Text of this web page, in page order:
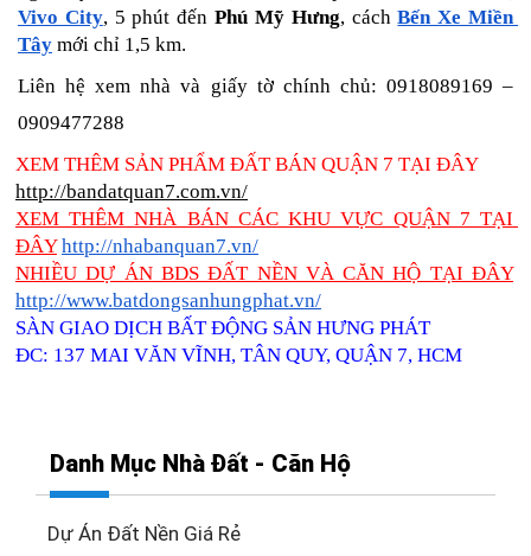
Vivo City, 5 phút đến Phú Mỹ Hưng, cách Bến Xe Miền
Tây mới chỉ 1,5 km.
Liên hệ xem nhà và giấy tờ chính chủ: 0918089169 –
0909477288
XEM THÊM SẢN PHẨM ĐẤT BÁN QUẬN 7 TẠI ĐÂY
http://bandatquan7.com.vn/
XEM THÊM NHÀ BÁN CÁC KHU VỰC QUẬN 7 TẠI
ĐÂY http://nhabanquan7.vn/
NHIỀU DỰ ÁN BDS ĐẤT NỀN VÀ CĂN HỘ TẠI ĐÂY
http://www.batdongsanhungphat.vn/
SÀN GIAO DỊCH BẤT ĐỘNG SẢN HƯNG PHÁT
ĐC: 137 MAI VĂN VĨNH, TÂN QUY, QUẬN 7, HCM
Danh Mục Nhà Đất - Căn Hộ
Dự Án Đất Nền Giá Rẻ